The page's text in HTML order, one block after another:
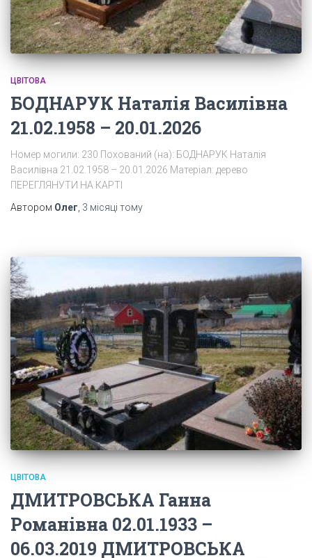
ЦВІТОВА
БОДНАРУК Наталія Василівна
21.02.1958 – 20.01.2026
Номер могили: 230 Похований (на): БОДНАРУК Наталія
Василівна 21.02.1958 – 20.01.2026 Матеріал: дерево
ПЕРЕГЛЯНУТИ НА КАРТІ
Автором Олег 3 місяці тому
ЦВІТОВА
ДМИТРОВСЬКА Ганна
Романівна 02.01.1933 –
06.03.2019 ДМИТРОВСЬКА